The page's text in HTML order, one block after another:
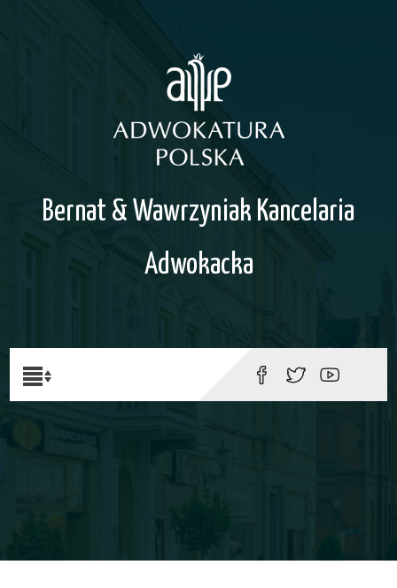
Bernat & Wawrzyniak Kancelaria
Adwokacka